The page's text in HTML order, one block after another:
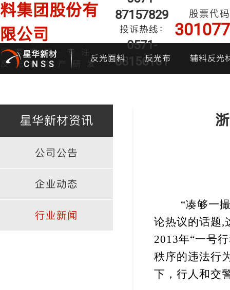
料集团股份有
限公司
厂家直销·专注
反光布生产研发
87157829
投诉热线：
0571-
88156161
股票代码
301077
星华新材
CNSS
反光面料 反光布 辅料反光
星华新材资讯
公司公告
企业动态
行业新闻
“凑够一
论热议的话题,
2013年“一号
秩序的违法行
下，行人和交